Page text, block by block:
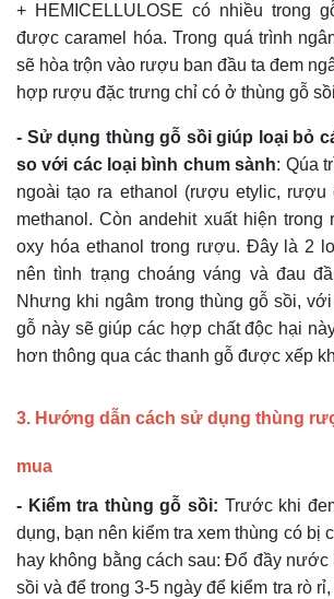
+ HEMICELLULOSE có nhiều trong
được caramel hóa. Trong quá trình
sẽ hòa trộn vào rượu ban đầu ta đem
hợp rượu đặc trưng chỉ có ở thùng gỗ
- Sử dụng thùng gỗ sồi giúp loại bỏ
so với các loại bình chum sành: Qúa
ngoài tạo ra ethanol (rượu etylic,
methanol. Còn andehit xuất hiện
oxy hóa ethanol trong rượu. Đây là 2
nên tình trạng choáng váng và đau
Nhưng khi ngâm trong thùng gỗ sồi,
gỗ này sẽ giúp các hợp chất độc hại
hơn thông qua các thanh gỗ được xếp
3. Hướng dẫn cách sử dụng thùng
mua
- Kiểm tra thùng gỗ sồi: Trước khi
dụng, bạn nên kiểm tra xem thùng có bị
hay không bằng cách sau: Đổ đầy nước
sồi và để trong 3-5 ngày để kiểm tra rò